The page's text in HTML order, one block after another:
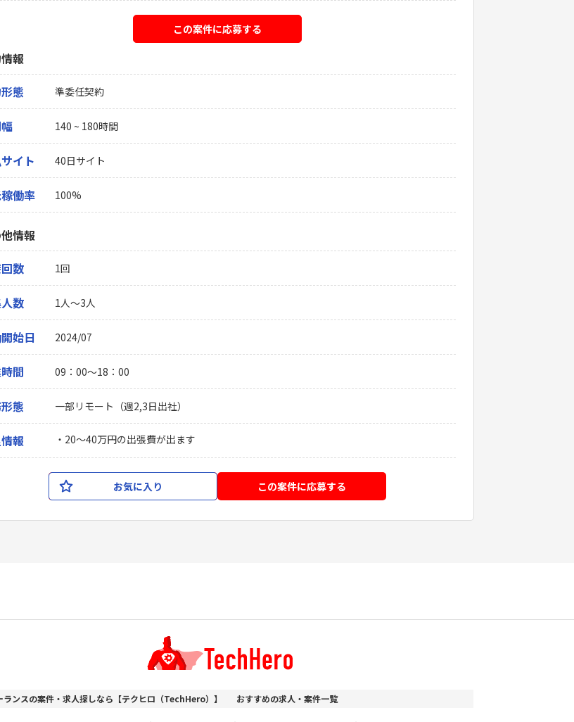
この案件に応募する
報
態
準委任契約
140 ~ 180時間
イト 40日サイト
働率 100%
情報
数
1回
数 1人～3人
始日 2024/07
間 09：00〜18：00
態 一部リモート（週2,3日出社）
報 ・20〜40万円の出張費が出ます
お気に入り この案件に応募する
ランスの案件・求人探しなら【テクヒロ（TechHero）】 おすすめの求人・案件一覧